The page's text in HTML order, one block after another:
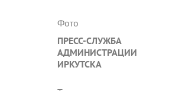
Фото
ПРЕСС-СЛУЖБА
АДМИНИСТРАЦИИ
ИРКУТСКА